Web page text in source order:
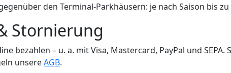
den Terminal-Parkhäusern: je nach Saison bis zu
Stornierung
bezahlen – u. a. mit Visa, Mastercard, PayPal und
unsereAGB.